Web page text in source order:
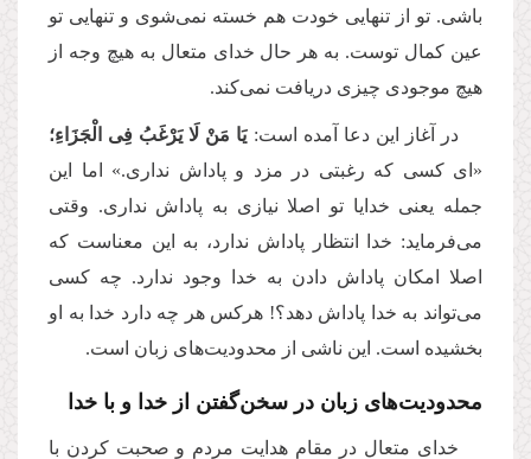
باشی. تو از تنهایی خودت هم خسته نمی‌شوی و تنهایی تو
عین کمال توست. به هر حال خدای متعال به هیچ وجه از
هیچ موجودی چیزی دریافت نمی‌کند.
در آغاز این دعا آمده است:یَا مَنْ لَا یَرْغَبُ فِی الْجَزَاءِ؛
«ای کسی که رغبتی در مزد و پاداش نداری.» اما این
جمله یعنی خدایا تو اصلا نیازی به پاداش نداری. وقتی
می‌فرماید: خدا انتظار پاداش ندارد، به این معناست که
اصلا امکان پاداش دادن به خدا وجود ندارد. چه کسی
می‌تواند به خدا پاداش دهد؟! هرکس هر چه دارد خدا به او
بخشیده است. این ناشی از محدودیت‌های زبان است.
محدودیت‌های زبان در سخن‌گفتن از خدا و با خدا
خدای متعال در مقام هدایت مردم و صحبت کردن با